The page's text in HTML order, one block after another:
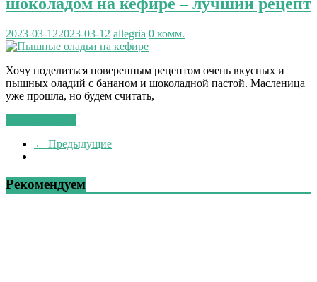
шоколадом на кефире – лучший рецепт
2023-03-122023-03-12 allegria 0 комм.
Хочу поделиться поверенным рецептом очень вкусных и
пышных оладий с бананом и шоколадной пастой. Масленица
уже прошла, но будем считать,
← Предыдущие
Рекомендуем